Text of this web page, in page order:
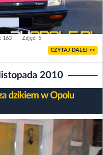
163 Zdjęć: 5
CZYTAJ DALEJ >>
2010
dzikiem w Opolu